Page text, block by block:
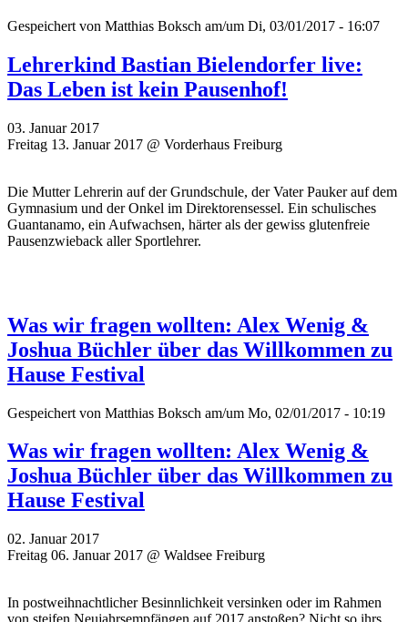
Gespeichert von Matthias Boksch am/um Di, 03/01/2017 - 16:07
Lehrerkind Bastian Bielendorfer live:
Das Leben ist kein Pausenhof!
03. Januar 2017
Freitag 13. Januar 2017 @ Vorderhaus Freiburg
Die Mutter Lehrerin auf der Grundschule, der Vater Pauker auf dem
Gymnasium und der Onkel im Direktorensessel. Ein schulisches
Guantanamo, ein Aufwachsen, härter als der gewiss glutenfreie
Pausenzwieback aller Sportlehrer.
Was wir fragen wollten: Alex Wenig &
Joshua Büchler über das Willkommen zu
Hause Festival
Gespeichert von Matthias Boksch am/um Mo, 02/01/2017 - 10:19
Was wir fragen wollten: Alex Wenig &
Joshua Büchler über das Willkommen zu
Hause Festival
02. Januar 2017
Freitag 06. Januar 2017 @ Waldsee Freiburg
In postweihnachtlicher Besinnlichkeit versinken oder im Rahmen